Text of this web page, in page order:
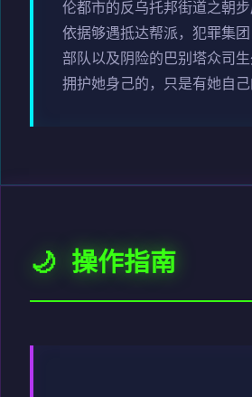
伦都市的反乌托邦街道之朝
依据够遇抵达帮派，犯罪集
部队以及阴险的巴别塔众司
拥护她身己的，只是有她自己
🌙 操作指南